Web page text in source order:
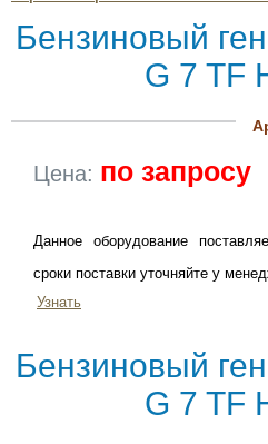
Бензиновый
G 7 TF
Цена: по запросу
Данное оборудование
сроки поставки уточняйте у
Узнать
Бензиновый
G 7 TF